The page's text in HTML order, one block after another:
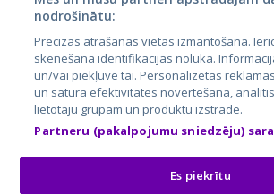
City24.lv
City24.ee
GetaPro.lv
GetaPro.ee
Skelbiu.lt
Autoplius.lt
Aruodas.lt
CVbankas.lt
Kainos.lt
Paslaugos.lt
auto24.ee
Osta.ee
nodrošinātu:
Precīzas atrašanās vietas izmantošana.
skenēšana identifikācijas nolūkā.
un/vai piekļuve tai. Personalizētas
un satura efektivitātes novērtēšana,
lietotāju grupām un produktu izstrāde.
Partneru (pakalpojumu sniedzēju)
Es piekrītu